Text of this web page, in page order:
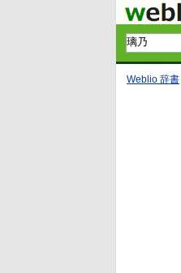
Weblio 辞書